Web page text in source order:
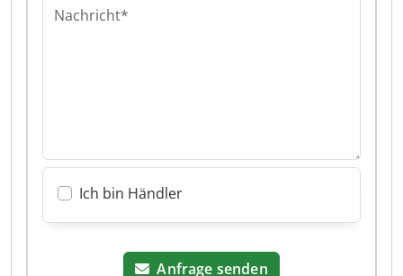
Nachricht*
Ich bin Händler
Anfrage senden